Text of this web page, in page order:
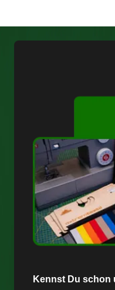
Kennst Du schon